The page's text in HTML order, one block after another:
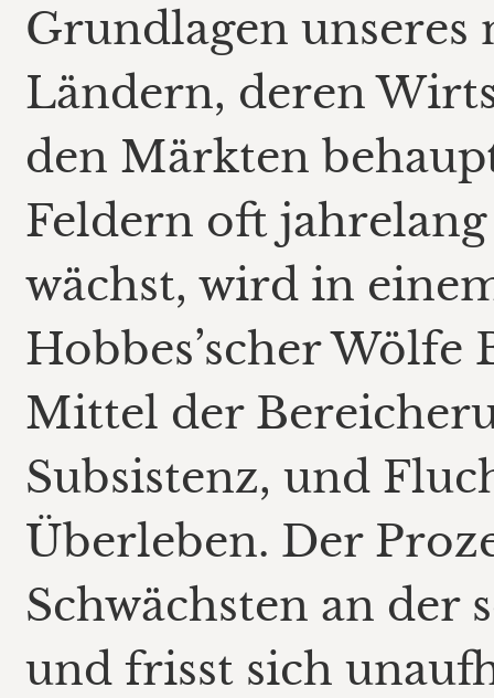
Grundlagen unseres
Ländern, deren
den Märkten
Feldern oft
wächst, wird in
Hobbes’scher
Mittel der
Subsistenz, und
Überleben. Der
Schwächsten an der
und frisst sich